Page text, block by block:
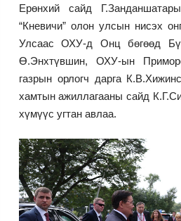
Ерөнхий сайд
“Кневичи” олон улсын нисэх
Улсаас ОХУ-д Онц бөгөөд
Ө.Энхтүвшин, ОХУ-ын
газрын орлогч дарга
хамтын ажиллагааны сайд
хүмүүс угтан авлаа.